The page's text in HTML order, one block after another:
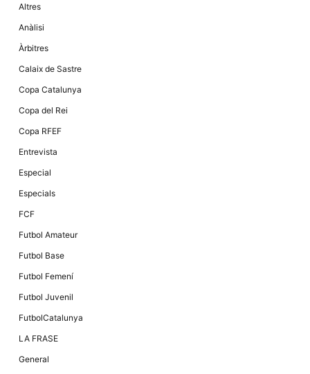
Altres
Anàlisi
Àrbitres
Calaix de Sastre
Copa Catalunya
Copa del Rei
Copa RFEF
Entrevista
Especial
Especials
FCF
Futbol Amateur
Futbol Base
Futbol Femení
Futbol Juvenil
FutbolCatalunya
LA FRASE
General